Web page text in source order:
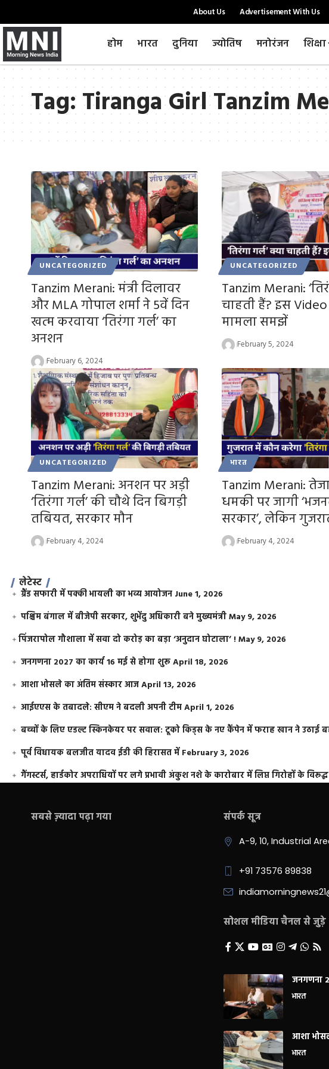
About Us Advertisement With Us
होम भारत दुनिया ज्योतिष मनोरंजन शिक्षा
Tag:Tiranga Girl Tanzim
UNCATEGORIZED
Tanzim Merani: मंत्री दिलावर
और MLA गोपाल शर्मा ने 5वें दिन
खत्म करवाया ‘तिरंगा गर्ल’ का
अनशन
February 6, 2024
UNCATEGORIZED
Tanzim Merani:
चाहती हैं? इस
मामला समझें
February 5, 2024
UNCATEGORIZED
Tanzim Merani: अनशन पर अड़ी
‘तिरंगा गर्ल’ की चौथे दिन बिगड़ी
तबियत, सरकार मौन
February 4, 2024
भारत
Tanzim Merani:
धमकी पर जागी
सरकार’, लेकिन
February 4, 2024
लेटेस्ट
ग्रैंड सफारी में पक्की भायली का भव्य आयोजन June 1, 2026
पश्चिम बंगाल में बीजेपी सरकार, शुभेंदु अधिकारी बने मुख्यमंत्रीMay 9, 2026
​पिंजरापोल गौशाला में सवा दो करोड़ का बड़ा ‘अनुदान घोटाला’ !May 9, 2026
जनगणना 2027 का कार्य 16 मई से होगा शुरूApril 18, 2026
आशा भोसले का अंतिम संस्कार आजApril 13, 2026
आईएएस के तबादले: सीएम ने बदली अपनी टीमApril 1, 2026
बच्चों के लिए एडल्ट स्किनकेयर पर सवाल: टूको किड्स के नए कैंपेन में फराह खान ने उठाई
पूर्व विधायक बलजीत यादव ईडी की हिरासत में February 3, 2026
गैंगस्टर्स, हार्डकोर अपराधियों पर लगे प्रभावी अंकुश नशे के कारोबार में लिप्त गिरोहों के
सबसे ज़्यादा पढ़ा गया संपर्क सूत्र
A-9, 10, Industrial
+91 73576 89838
सोशल मीडिया चैनल से जुड़े
जनगणना
भारत
आशा
भारत